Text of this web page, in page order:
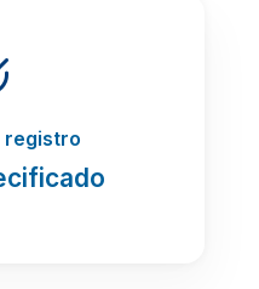
registro